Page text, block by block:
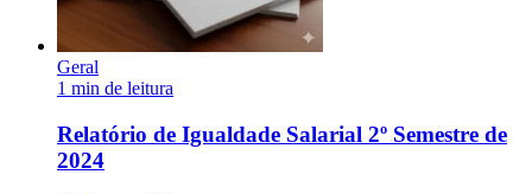
Geral
1 min de leitura
Relatório de Igualdade Salarial 2º Semestre de
2024